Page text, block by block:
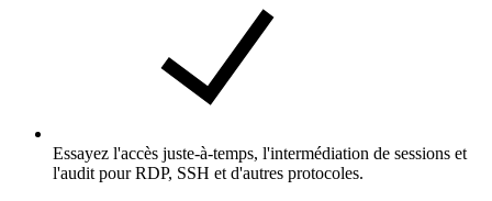
Essayez l'accès juste-à-temps, l'intermédiation de sessions et
l'audit pour RDP, SSH et d'autres protocoles.